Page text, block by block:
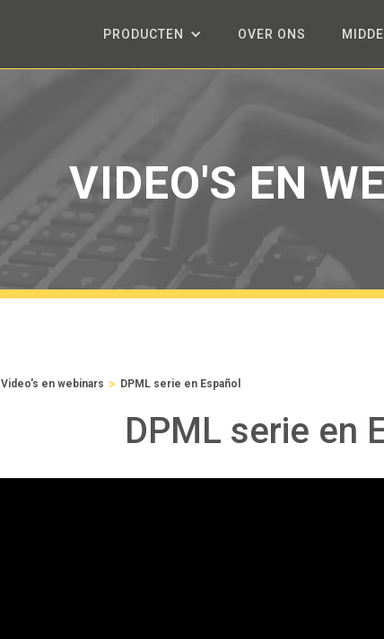
PRODUCTEN OVER ONS
VIDEO'S EN
Video's en webinars > DPML serie en Español
DPML serie en